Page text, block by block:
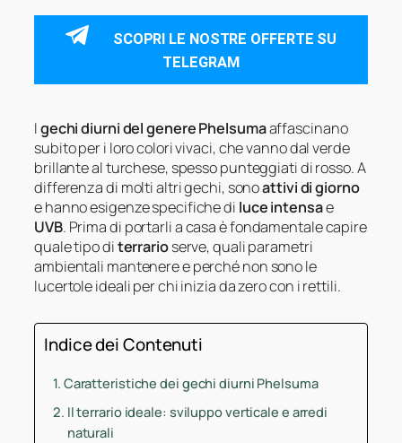
SCOPRI LE NOSTRE OFFERTE SU
TELEGRAM
Igechi diurni del genere Phelsumaaffascinano
subito per i loro colori vivaci, che vanno dal verde
brillante al turchese, spesso punteggiati di rosso. A
differenza di molti altri gechi, sonoattivi di giorno
e hanno esigenze specifiche di luce intensae
UVB. Prima di portarli a casa è fondamentale capire
quale tipo diterrarioserve, quali parametri
ambientali mantenere e perché non sono le
lucertole ideali per chi inizia da zero con i rettili.
Indice dei Contenuti
Caratteristiche dei gechi diurni Phelsuma
Il terrario ideale: sviluppo verticale e arredi
naturali